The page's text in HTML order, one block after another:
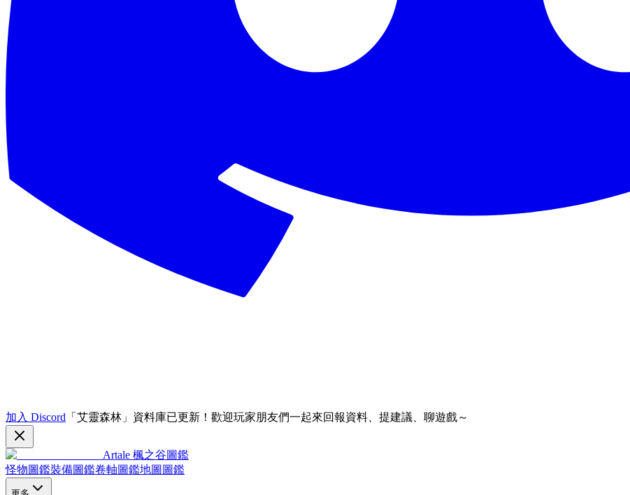
加入 Discord 「艾靈森林」資料庫已更新！歡迎玩家朋友們一起來回報資料、提建議、聊遊戲～
Artale 楓之谷圖鑑
怪物圖鑑裝備圖鑑卷軸圖鑑地圖圖鑑